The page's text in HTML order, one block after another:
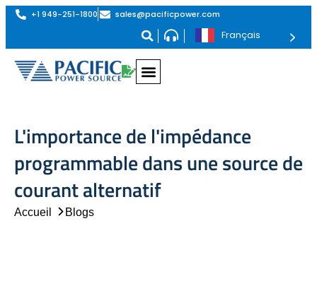
+1 949-251-1800 sales@pacificpower.com
Français
L'importance de l'impédance
programmable dans une source de
courant alternatif
Accueil Blogs